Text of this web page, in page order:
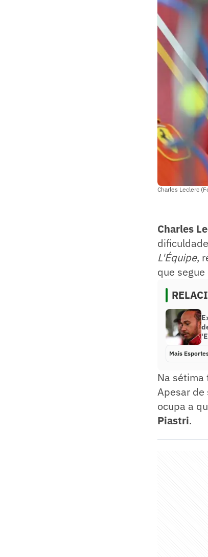
Charles Leclerc
Charles
L'Équipe,
que
Mais
Na sétima
Apesar de
ocupa a
Piastri.